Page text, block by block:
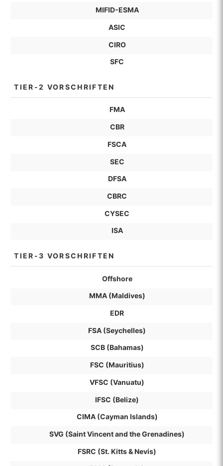
MIFID-ESMA
ASIC
CIRO
SFC
TIER-2 VORSCHRIFTEN
FMA
CBR
FSCA
SEC
DFSA
CBRC
CYSEC
ISA
TIER-3 VORSCHRIFTEN
Offshore
MMA (Maldives)
EDR
FSA (Seychelles)
SCB (Bahamas)
FSC (Mauritius)
VFSC (Vanuatu)
IFSC (Belize)
CIMA (Cayman Islands)
SVG (Saint Vincent and the Grenadines)
FSRC (St. Kitts & Nevis)